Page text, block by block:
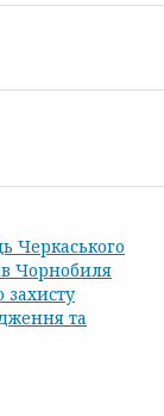
Черкаського
Чорнобиля
захисту
та